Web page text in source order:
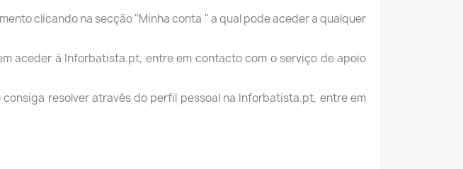
clicando na secção "Minha conta " a qual pode aceder a qualquer
aceder à Inforbatista.pt, entre em contacto com o serviço de apoio
resolver através do perfil pessoal na Inforbatista.pt, entre em